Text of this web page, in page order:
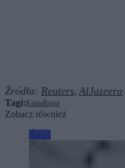
Źródła: Reuters, AlJazeera
Tagi: Kenia Rosja
Zobacz również